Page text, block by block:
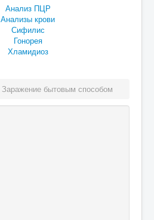
Анализ ПЦР
Анализы крови
Сифилис
Гонорея
Хламидиоз
Заражение бытовым способом